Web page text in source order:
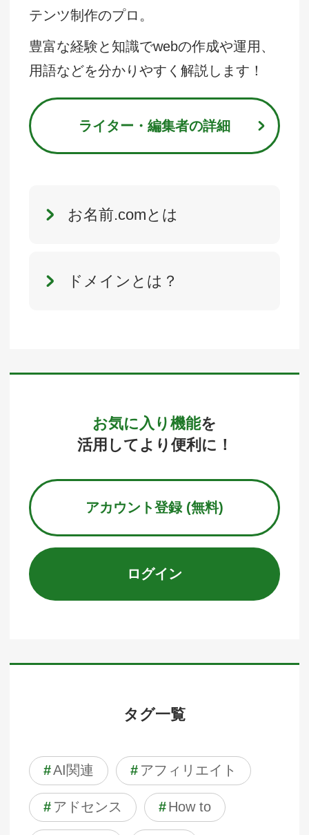
テンツ制作のプロ。
豊富な経験と知識でwebの作成や運用、
用語などを分かりやすく解説します！
ライター・編集者の詳細
お名前.comとは
ドメインとは？
お気に入り機能を
活用してより便利に！
アカウント登録 (無料)
ログイン
タグ一覧
#AI関連 # アフィリエイト
# アドセンス #How to